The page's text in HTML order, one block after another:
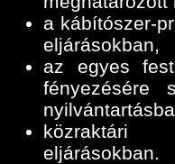
a kábítószer-
eljárásokban,
az egyes
fényezésére
közraktári
eljárásokban.